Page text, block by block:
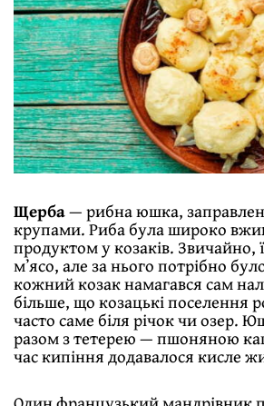
Щерба— рибна юшка,
крупами. Риба була широко
продуктом у козаків. Звичайно,
мʼясо, але за нього потрібно
кожний козак намагався сам
більше, що козацькі поселення
часто саме біля річок чи озер.
разом з тетерею — пшоняною
час кипіння додавалося кисле